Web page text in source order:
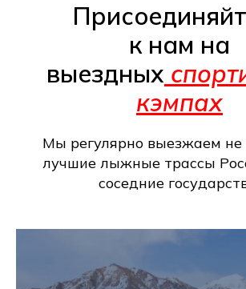
к нам на
выездных
кэмпах
Мы регулярно выезжаем не
лучшие лыжные трассы
соседние